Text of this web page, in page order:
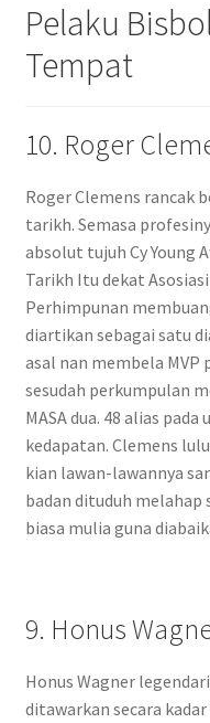
Pelaku
Tempat
10. Roger
Roger Clemens rancak
tarikh. Semasa
absolut tujuh Cy Young
Tarikh Itu dekat
Perhimpunan
diartikan sebagai satu
asal nan membela
sesudah perkumpulan
MASA dua. 48 alias
kedapatan. Clemens
kian lawan-lawannya
badan dituduh
biasa mulia guna
9. Honus
Honus Wagner
ditawarkan secara